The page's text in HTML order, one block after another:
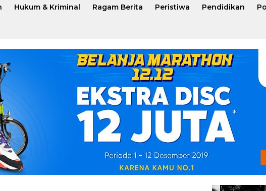
Hukum & Kriminal Ragam Berita Peristiwa Pendidikan